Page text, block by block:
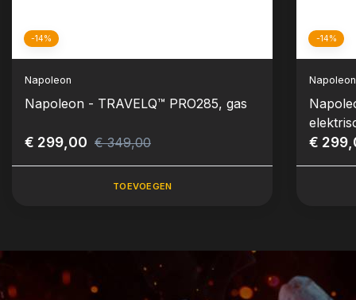
-14%
Napoleon
Napoleon - TRAVELQ™ PRO285, gas
€ 299,00 € 349,00
TOEVOEGEN
-14%
Napoleon
€